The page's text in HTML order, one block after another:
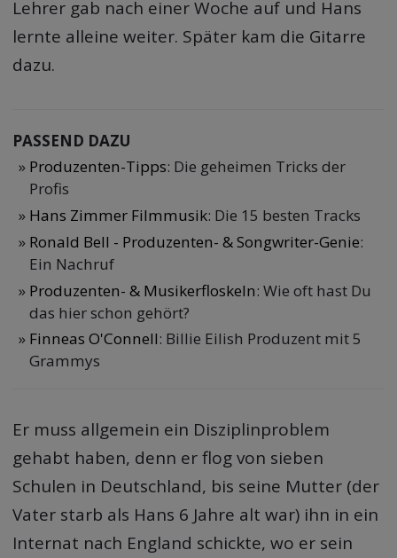
Lehrer gab nach einer Woche auf und Hans
lernte alleine weiter. Später kam die Gitarre
dazu.
PASSEND DAZU
Produzenten-Tipps: Die geheimen Tricks der
Profis
Hans Zimmer Filmmusik: Die 15 besten Tracks
Ronald Bell - Produzenten- & Songwriter-Genie:
Ein Nachruf
Produzenten- & Musikerfloskeln: Wie oft hast Du
das hier schon gehört?
Finneas O'Connell: Billie Eilish Produzent mit 5
Grammys
Er muss allgemein ein Disziplinproblem
gehabt haben, denn er flog von sieben
Schulen in Deutschland, bis seine Mutter (der
Vater starb als Hans 6 Jahre alt war) ihn in ein
Internat nach England schickte, wo er sein